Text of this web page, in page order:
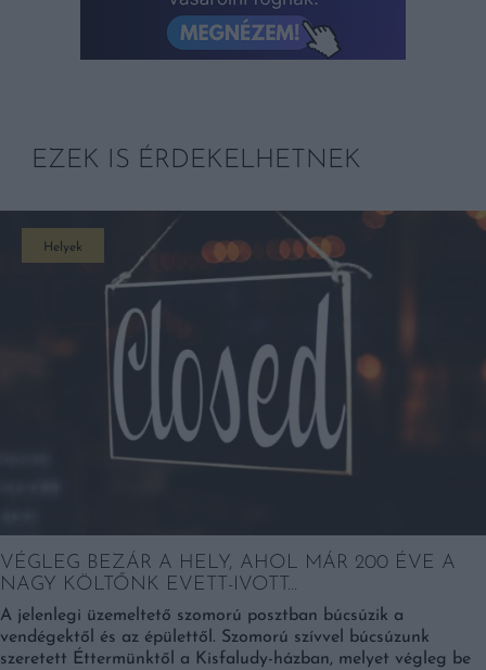
EZEK IS ÉRDEKELHETNEK
Helyek
VÉGLEG BEZÁR A HELY, AHOL MÁR 200 ÉVE A
NAGY KÖLTŐNK EVETT-IVOTT…
A jelenlegi üzemeltető szomorú posztban búcsúzik a
vendégektől és az épülettől. Szomorú szívvel búcsúzunk
szeretett Éttermünktől a Kisfaludy-házban, melyet végleg be